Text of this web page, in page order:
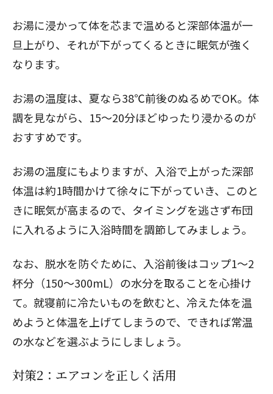
お湯に浸かって体を芯まで温めると深部体温が一
旦上がり、それが下がってくるときに眠気が強く
なります。
お湯の温度は、夏なら38℃前後のぬるめでOK。体
調を見ながら、15～20分ほどゆったり浸かるのが
おすすめです。
お湯の温度にもよりますが、入浴で上がった深部
体温は約1時間かけて徐々に下がっていき、このと
きに眠気が高まるので、タイミングを逃さず布団
に入れるように入浴時間を調節してみましょう。
なお、脱水を防ぐために、入浴前後はコップ1～2
杯分（150～300mL）の水分を取ることを心掛け
て。就寝前に冷たいものを飲むと、冷えた体を温
めようと体温を上げてしまうので、できれば常温
の水などを選ぶようにしましょう。
対策2：エアコンを正しく活用